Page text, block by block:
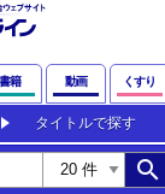
籍 動画 くすり
タイトルで探す
search